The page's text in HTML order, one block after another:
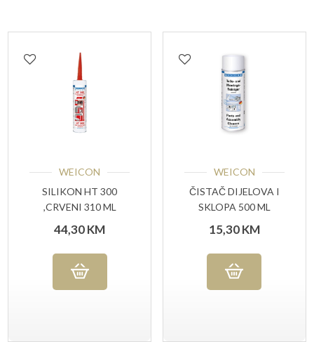
WEICON
SILIKON HT 300
,CRVENI 310 ML
44,30KM
WEICON
ČISTAČ DIJELOVA I
SKLOPA 500 ML
15,30KM